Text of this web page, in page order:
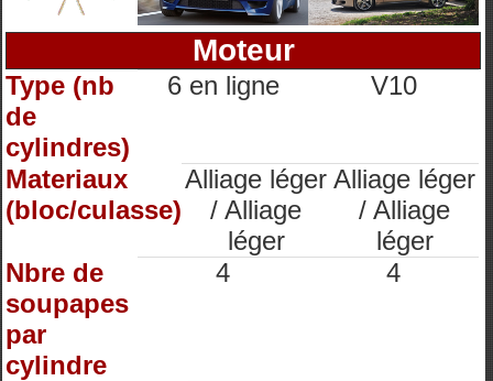
Moteur
Type (nb
de
cylindres)
6 en ligne V10
Materiaux
(bloc/culasse)
Alliage léger
/ Alliage
léger
Alliage léger
/ Alliage
léger
Nbre de
soupapes
par
cylindre
4 4